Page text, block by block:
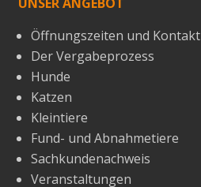
Öffnungszeiten und Kontakt
Der Vergabeprozess
Hunde
Katzen
Kleintiere
Fund- und Abnahmetiere
Sachkundenachweis
Veranstaltungen